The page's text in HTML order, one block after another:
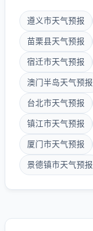
遵义市天气预报
苗栗县天气预报
宿迁市天气预报
澳门半岛天气预报
台北市天气预报
镇江市天气预报
厦门市天气预报
景德镇市天气预报